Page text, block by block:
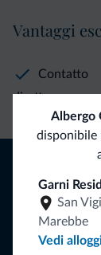
Albergo
disponibile
Garni
San
Marebbe
Vedi
Vantaggi
Contatto
diretto
Riceverai